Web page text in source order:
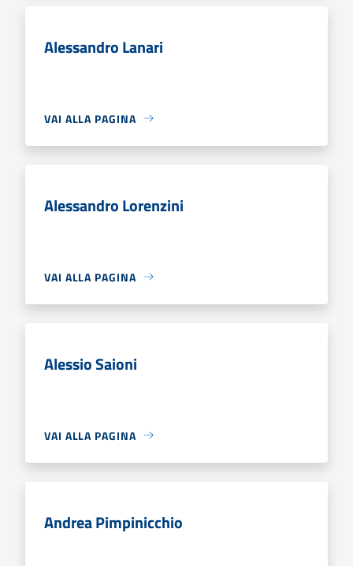
Alessandro Lanari
VAI ALLA PAGINA
Alessandro Lorenzini
VAI ALLA PAGINA
Alessio Saioni
VAI ALLA PAGINA
Andrea Pimpinicchio